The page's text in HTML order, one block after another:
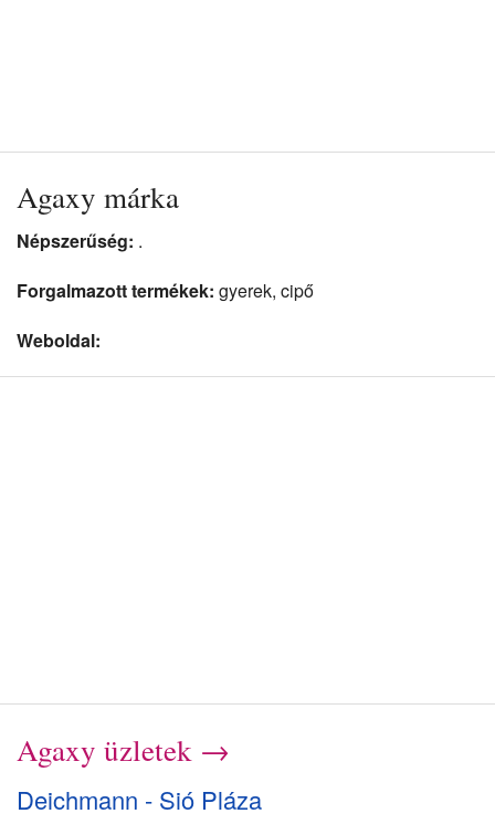
Agaxy márka
Népszerűség: .
Forgalmazott termékek: gyerek, cipő
Weboldal:
Agaxy üzletek →
Deichmann - Sió Pláza